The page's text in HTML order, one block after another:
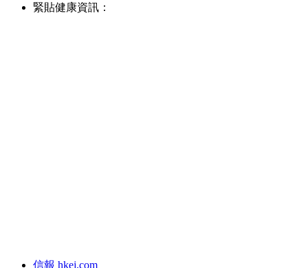
緊貼健康資訊：
信報 hkej.com